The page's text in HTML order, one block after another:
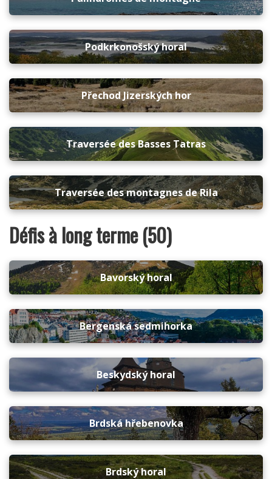
Podkrkonošský horal
Přechod Jizerských hor
Traversée des Basses Tatras
Traversée des montagnes de Rila
Défis à long terme (50)
Bavorský horal
Bergenská sedmihorka
Beskydský horal
Brdská hřebenovka
Brdský horal